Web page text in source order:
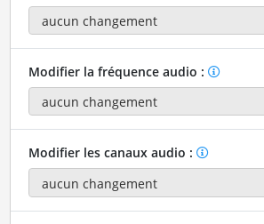
Modifier la fréquence audio :
Modifier les canaux audio :